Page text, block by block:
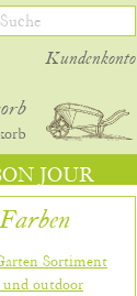
Kundenkonto
JOUR
Sortiment
outdoor